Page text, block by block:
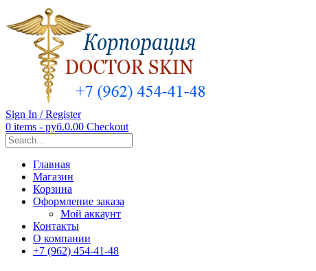
Sign In / Register
0 items - руб.0.00 Checkout
Главная
Магазин
Корзина
Оформление заказа
Мой аккаунт
Контакты
О компании
+7 (962) 454-41-48